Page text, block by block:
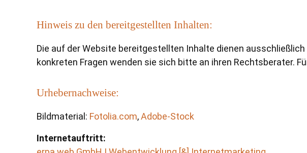
Hinweis zu den bereitgestellten Inhalten:
Die auf der Website bereitgestellten Inhalte dienen
konkreten Fragen wenden sie sich bitte an ihren Rechtsberater.
Urhebernachweise:
Bildmaterial: Fotolia.com,Adobe-Stock
Internetauftritt: